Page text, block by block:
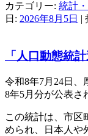
カテゴリー: 統計
日: 2026年8月5日 |
「人口動態統
令和8年7月24日、
8年5月分が公表さ
この統計は、市区
められ、日本人や